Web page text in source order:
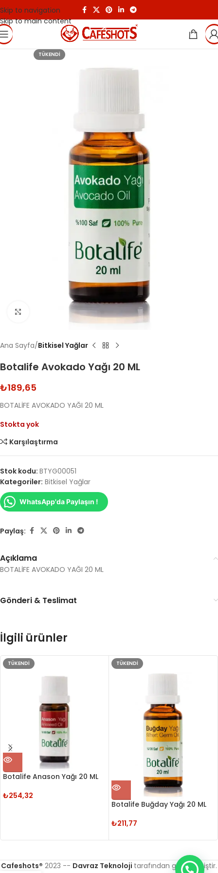
Skip to navigation
Skip to main content
TÜKENDI
Click to enlarge
Ana Sayfa Bitkisel Yağlar
Botalife Avokado Yağı 20 ML
₺189,65
BOTALİFE AVOKADO YAĞI 20 ML
Stokta yok
Karşılaştırma
Stok kodu: BTYG00051
Kategoriler: Bitkisel Yağlar
WhatsApp'da Paylaşın !
Paylaş:
Açıklama
BOTALİFE AVOKADO YAĞI 20 ML
Gönderi & Teslimat
İlgili ürünler
TÜKENDI
Botalife Anason Yağı 20 ML
₺254,32
TÜKENDI
Botalife Buğday Yağı 20 ML
₺211,77
Cafeshots® 2023 -- Davraz Teknoloji tarafından geliştirilmiştir.